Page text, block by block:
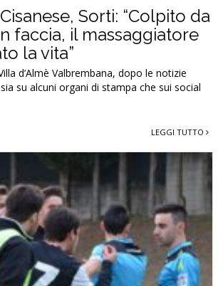
Sorti: “Colpito da
faccia, il massaggiatore
la vita”
d’Almè Valbrembana, dopo le notizie
su alcuni organi di stampa che sui social
LEGGI TUTTO